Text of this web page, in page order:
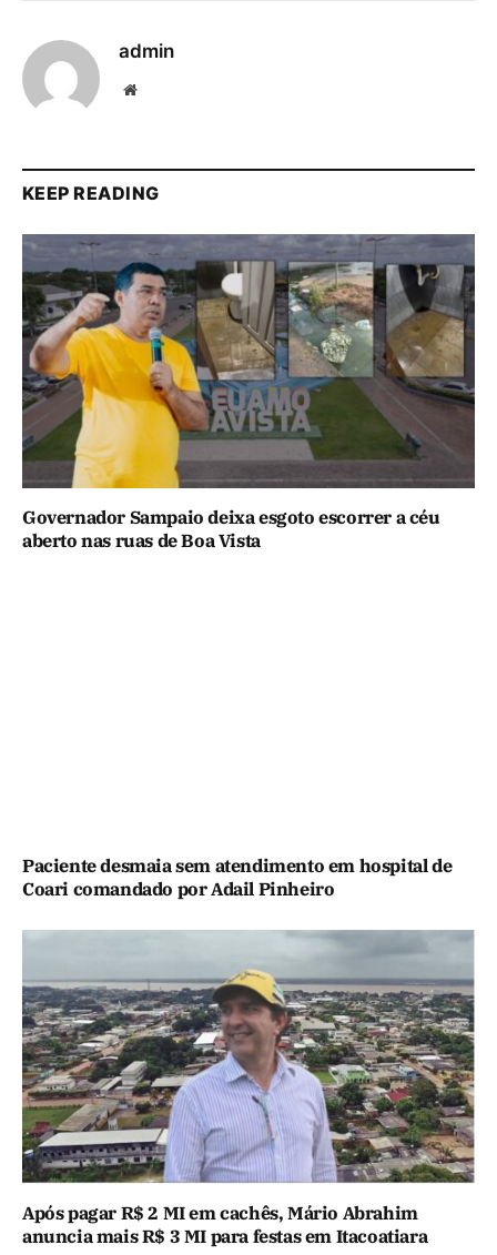
admin
Website
KEEP READING
Governador Sampaio deixa esgoto escorrer a céu
aberto nas ruas de Boa Vista
Paciente desmaia sem atendimento em hospital de
Coari comandado por Adail Pinheiro
Após pagar R$ 2 MI em cachês, Mário Abrahim
anuncia mais R$ 3 MI para festas em Itacoatiara